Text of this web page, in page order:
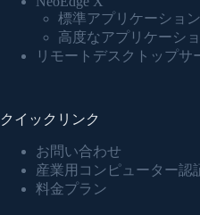
標準アプリケーション
高度なアプリケーシ
リモートデスクトップサ
クイックリンク
お問い合わせ
産業用コンピューター認
料金プラン